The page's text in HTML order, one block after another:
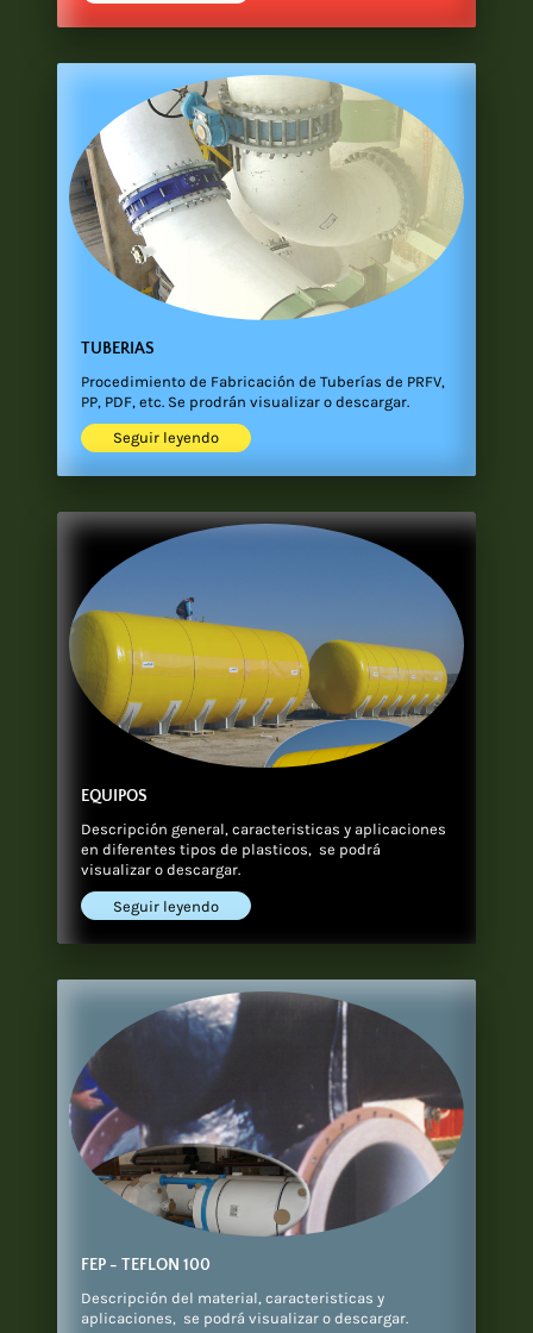
TUBERIAS
Procedimiento de Fabricación de Tuberías de PRFV,
PP, PDF, etc. Se prodrán visualizar o descargar.
Seguir leyendo
EQUIPOS
Descripción general, caracteristicas y aplicaciones
en diferentes tipos de plasticos, se podrá
visualizar o descargar.
Seguir leyendo
FEP - TEFLON 100
Descripción del material, caracteristicas y
aplicaciones, se podrá visualizar o descargar.